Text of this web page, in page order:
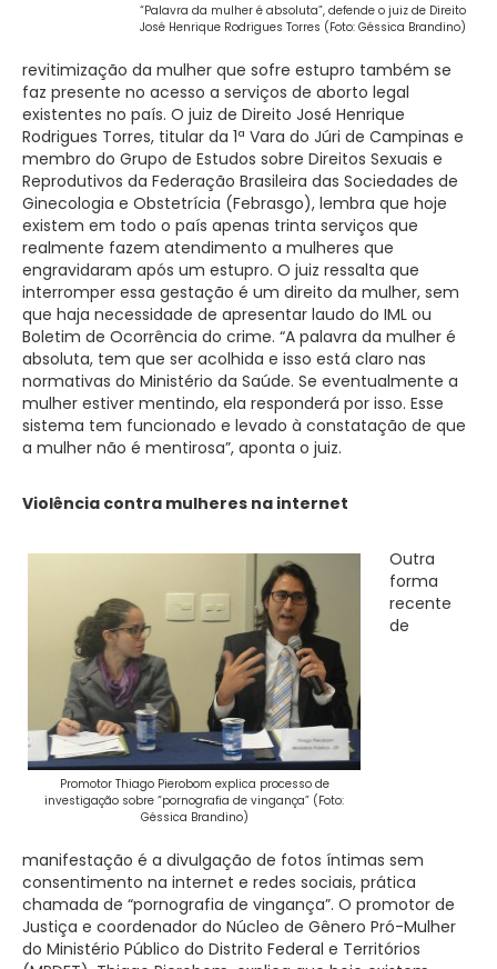
“Palavra da mulher é absoluta”, defende o juiz de Direito
José Henrique Rodrigues Torres (Foto: Géssica Brandino)
revitimização da mulher que sofre estupro também se
faz presente no acesso a serviços de aborto legal
existentes no país. O juiz de Direito José Henrique
Rodrigues Torres, titular da 1ª Vara do Júri de Campinas e
membro do Grupo de Estudos sobre Direitos Sexuais e
Reprodutivos da Federação Brasileira das Sociedades de
Ginecologia e Obstetrícia (Febrasgo), lembra que hoje
existem em todo o país apenas trinta serviços que
realmente fazem atendimento a mulheres que
engravidaram após um estupro. O juiz ressalta que
interromper essa gestação é um direito da mulher, sem
que haja necessidade de apresentar laudo do IML ou
Boletim de Ocorrência do crime. “A palavra da mulher é
absoluta, tem que ser acolhida e isso está claro nas
normativas do Ministério da Saúde. Se eventualmente a
mulher estiver mentindo, ela responderá por isso. Esse
sistema tem funcionado e levado à constatação de que
a mulher não é mentirosa”, aponta o juiz.
Violência contra mulheres na internet
Promotor Thiago Pierobom explica processo de
investigação sobre “pornografia de vingança” (Foto:
Géssica Brandino)
Outra
forma
recente
de
manifestação é a divulgação de fotos íntimas sem
consentimento na internet e redes sociais, prática
chamada de “pornografia de vingança”. O promotor de
Justiça e coordenador do Núcleo de Gênero Pró-Mulher
do Ministério Público do Distrito Federal e Territórios